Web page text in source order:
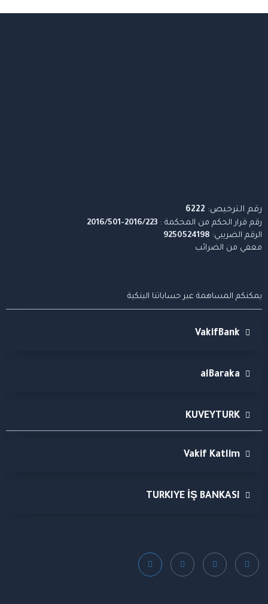
رقم الترخيص: 6222
رقم قرار الحكم من المحكمة : 2016/223-2016/501
الرقم الضريبي: 9250524198
معفي من الضرائب
يمكنكم المساهمة عبر حساباتنا البنكية
VakifBank
alBaraka
KUVEYTURK
Vakif Katlim
TURKIYE İŞ BANKASI